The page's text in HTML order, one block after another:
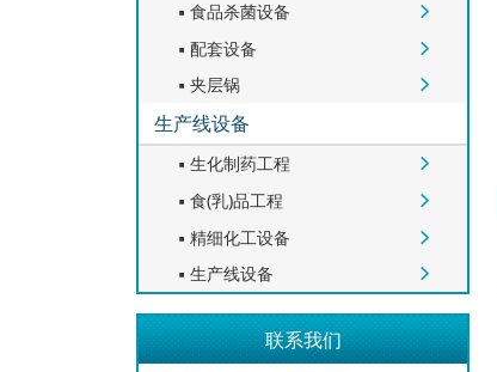
 食品杀菌设备 
 配套设备 
 夹层锅 
生产线设备
 生化制药工程 
 食(乳)品工程 
 精细化工设备 
 生产线设备 
联系我们